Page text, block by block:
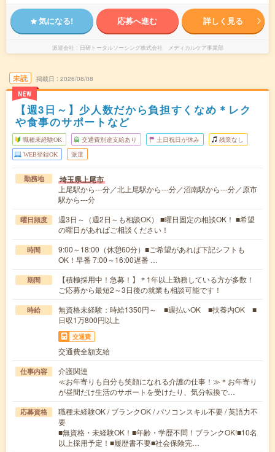
気になる! 応募へ進む 詳しく見る
派遣会社 日研トータルソーシング株式会社 メディカルケア事業部
未読
NEW
掲載日 2026/08/08
【週3日～】少人数だから負担すくなめ＊レク
や食事のサポートなど
職種未経験OK 交通費別途支給あり 土日祝日が休み 残業なし
WEB登録OK 派遣
勤務地 埼玉県上尾市
上尾駅から---分／北上尾駅から---分／沼南駅から---分／原市
駅から---分
曜日頻度
週3日～（週2日～も相談OK） ■曜日固定の相談OK！ ■希望
の曜日があればご相談ください！
時間
9:00～18:00（休憩60分）■ご希望があれば下記シフトも
OK！早番 7:00～16:00遅番 …
期間
【積極採用中！急募！】＊1年以上勤務している方が多数！
ご応募から最短2～3日後の就業も相談可能です！
時給
無資格未経験：時給1350円～ ■週払いOK ■扶養内OK ■
日収1万800円以上
交通費
交通費全額支給
仕事内容
介護関連
≪お年寄りも自分も笑顔になれる介護の仕事！≫＊お年寄り
が昼間だけ生活のサポートを受けたり、気分転換で…
応募資格
職種未経験OK / ブランクOK / パソコンスキル不要 / 英語力不
要
■無資格・未経験OK！■年齢・学歴不問！ブランクOK!■10名
以上採用予定！■履歴書不要■社会保険完…